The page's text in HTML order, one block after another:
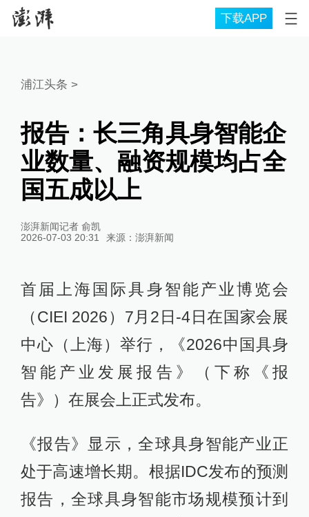
下载APP
浦江头条 >
报告：长三角具身智能企
业数量、融资规模均占全
国五成以上
澎湃新闻记者 俞凯
2026-07-03 20:31
来源： 澎湃新闻
首届上海国际具身智能产业博览会
（CIEI 2026）7月2日-4日在国家会展
中心（上海）举行，《2026中国具身
智能产业发展报告》（下称《报
告》）在展会上正式发布。
《报告》显示，全球具身智能产业正
处于高速增长期。根据IDC发布的预测
报告，全球具身智能市场规模预计到